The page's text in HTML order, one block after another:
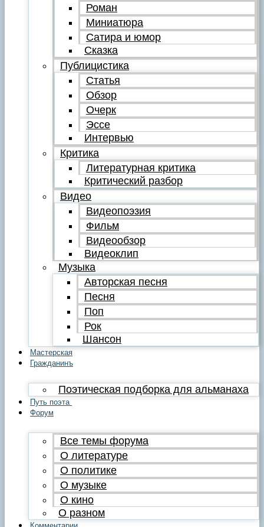
Роман
Миниатюра
Сатира и юмор
Сказка
Публицистика
Статья
Обзор
Очерк
Эссе
Интервью
Критика
Литературная критика
Критический разбор
Видео
Видеопоэзия
Фильм
Видеообзор
Видеоклип
Музыка
Авторская песня
Песня
Поп
Рок
Шансон
Мастерская
Гражданинъ
Поэтическая подборка для альманаха
Путь поэта
Форум
Все темы форума
О литературе
О политике
О музыке
О кино
О разном